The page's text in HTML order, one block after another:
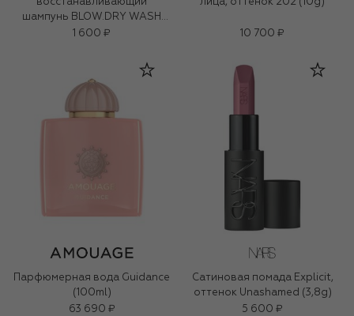
восстанавливающий
шампунь BLOW.DRY WASH
(40ml)
1 600 ₽
лица, оттенок 202 (10g)
10 700 ₽
Парфюмерная вода Guidance
(100ml)
63 690 ₽
Сатиновая помада Explicit,
оттенок Unashamed (3,8g)
5 600 ₽